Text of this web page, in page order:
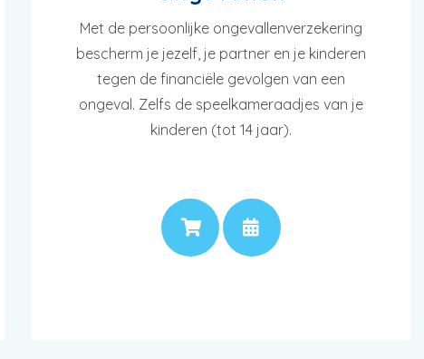
Met de persoonlijke ongevallenverzekering
bescherm je jezelf, je partner en je kinderen
tegen de financiële gevolgen van een
ongeval. Zelfs de speelkameraadjes van je
kinderen (tot 14 jaar).
PRIJS